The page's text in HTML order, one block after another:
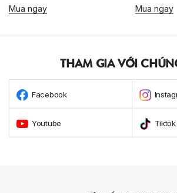
Mua ngay Mua ngay
THAM GIA VỚI
Facebook
Youtube Tiktok